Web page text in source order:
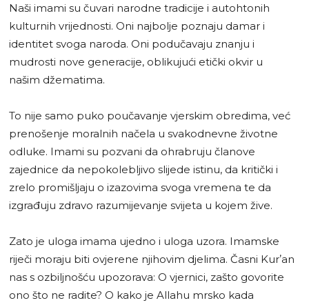
Naši imami su čuvari narodne tradicije i autohtonih
kulturnih vrijednosti. Oni najbolje poznaju damar i
identitet svoga naroda. Oni podučavaju znanju i
mudrosti nove generacije, oblikujući etički okvir u
našim džematima.
To nije samo puko poučavanje vjerskim obredima, već
prenošenje moralnih načela u svakodnevne životne
odluke. Imami su pozvani da ohrabruju članove
zajednice da nepokolebljivo slijede istinu, da kritički i
zrelo promišljaju o izazovima svoga vremena te da
izgrađuju zdravo razumijevanje svijeta u kojem žive.
Zato je uloga imama ujedno i uloga uzora. Imamske
riječi moraju biti ovjerene njihovim djelima. Časni Kurʼan
nas s ozbiljnošću upozorava: O vjernici, zašto govorite
ono što ne radite? O kako je Allahu mrsko kada